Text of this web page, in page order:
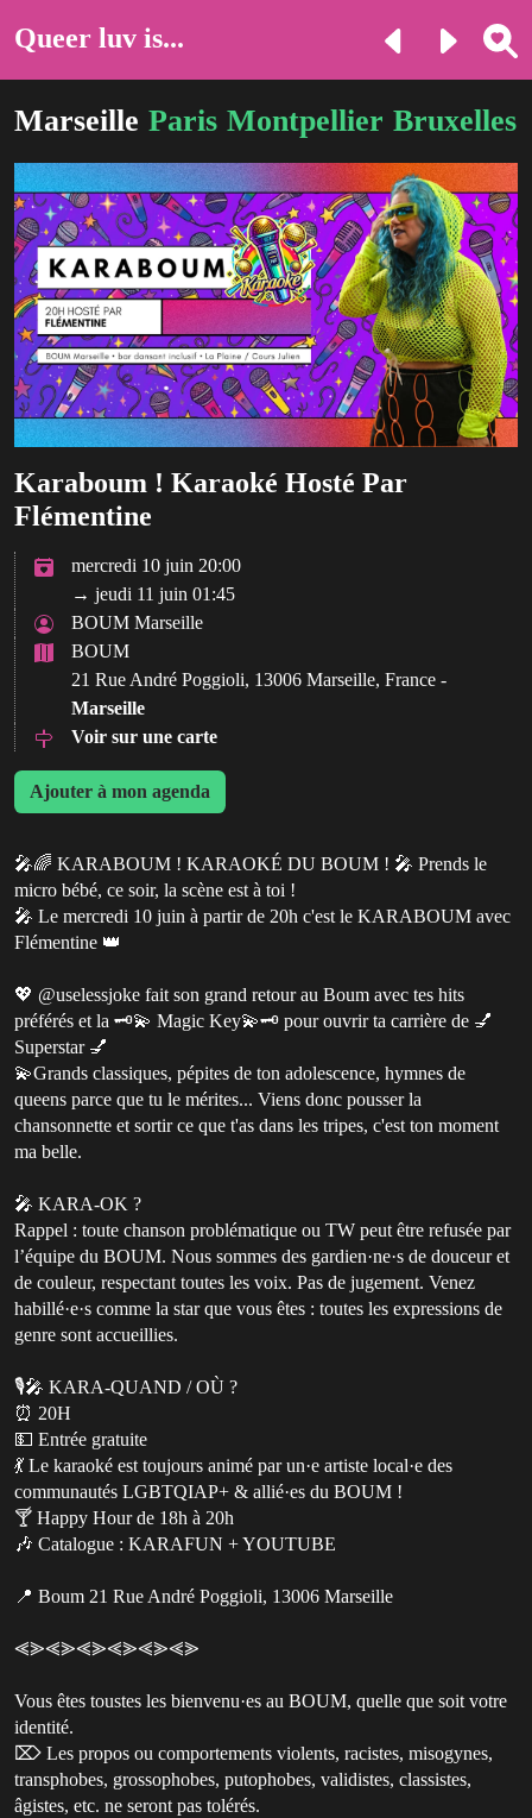
Queer luv is...
Marseille Paris Montpellier Bruxelles
Karaboum ! Karaoké Hosté Par
Flémentine
mercredi 10 juin 20:00
→ jeudi 11 juin 01:45
BOUM Marseille
BOUM
21 Rue André Poggioli, 13006 Marseille, France -
Marseille
Voir sur une carte
Ajouter à mon agenda
🎤🌈 KARABOUM ! KARAOKÉ DU BOUM ! 🎤 Prends le
micro bébé, ce soir, la scène est à toi !
🎤 Le mercredi 10 juin à partir de 20h c'est le KARABOUM avec
Flémentine 👑
💖 @uselessjoke fait son grand retour au Boum avec tes hits
préférés et la 🗝️💫 Magic Key💫🗝️ pour ouvrir ta carrière de 💅
Superstar 💅
💫Grands classiques, pépites de ton adolescence, hymnes de
queens parce que tu le mérites... Viens donc pousser la
chansonnette et sortir ce que t'as dans les tripes, c'est ton moment
ma belle.
🎤 KARA-OK ?
Rappel : toute chanson problématique ou TW peut être refusée par
l’équipe du BOUM. Nous sommes des gardien·ne·s de douceur et
de couleur, respectant toutes les voix. Pas de jugement. Venez
habillé·e·s comme la star que vous êtes : toutes les expressions de
genre sont accueillies.
🎙️🎤 KARA-QUAND / OÙ ?
⏰ 20H
💵 Entrée gratuite
💃 Le karaoké est toujours animé par un·e artiste local·e des
communautés LGBTQIAP+ & allié·es du BOUM !
🍸 Happy Hour de 18h à 20h
🎶 Catalogue : KARAFUN + YOUTUBE
📍 Boum 21 Rue André Poggioli, 13006 Marseille
⪡⪢⪡⪢⪡⪢⪡⪢⪡⪢⪡⪢
Vous êtes toustes les bienvenu·es au BOUM, quelle que soit votre
identité.
⌦ Les propos ou comportements violents, racistes, misogynes,
transphobes, grossophobes, putophobes, validistes, classistes,
âgistes, etc. ne seront pas tolérés.